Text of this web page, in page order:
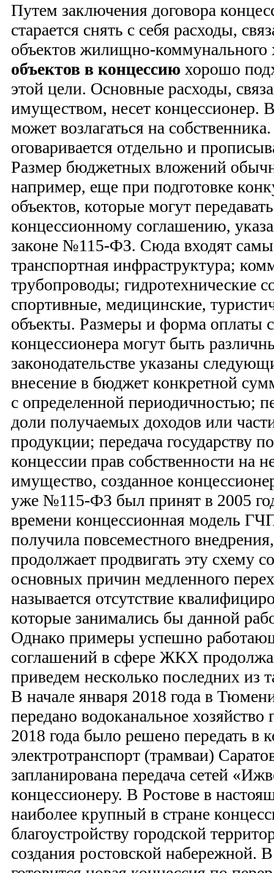
Путем заключения договора
старается снять с себя расходы,
объектов жилищно-коммунального
объектов в концессию хорошо
этой цели. Основные расходы,
имуществом, несет концессионер.
может возлагаться на
оговаривается отдельно и
Размер бюджетных вложений
например, еще при подготовке
объектов, которые могут
концессионному соглашению,
законе №115-ФЗ. Сюда входят
транспортная инфраструктура;
трубопроводы; гидротехнические
спортивные, медицинские,
объекты. Размеры и форма оплаты
концессионера могут быть
законодательстве указаны
внесение в бюджет конкретной
с определенной периодичностью;
доли получаемых доходов или
продукции; передача государству
концессии прав собственности на
имущество, созданное
уже №115-ФЗ был принят в 2005
времени концессионная модель
получила повсеместного
продолжает продвигать эту схему
основных причин медленного
называется отсутствие
которые занимались бы данной
Однако примеры успешно
соглашений в сфере ЖКХ
приведем несколько последних из
В начале января 2018 года в
передано водоканальное хозяйство
2018 года было решено передать в
электротранспорт (трамваи)
запланирована передача сетей
концессионеру. В Ростове в
наиболее крупный в стране
благоустройству городской
создания ростовской набережной.